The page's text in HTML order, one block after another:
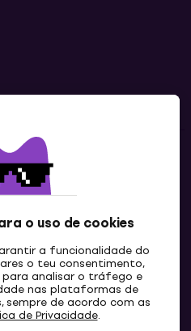
o uso de cookies
a funcionalidade do
o teu consentimento,
analisar o tráfego e
nas plataformas de
sempre de acordo com as
de Privacidade.
nos